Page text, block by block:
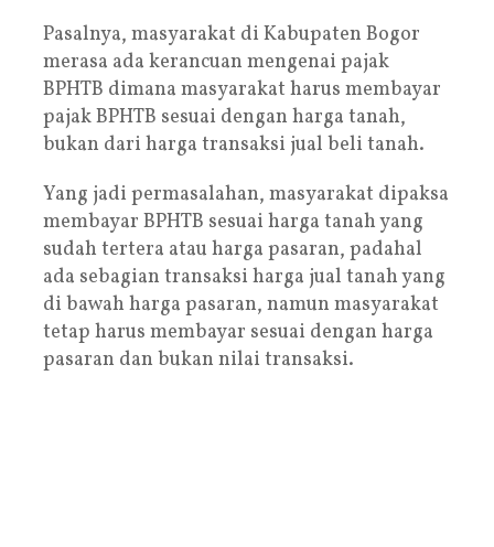
Pasalnya, masyarakat di Kabupaten Bogor
merasa ada kerancuan mengenai pajak
BPHTB dimana masyarakat harus membayar
pajak BPHTB sesuai dengan harga tanah,
bukan dari harga transaksi jual beli tanah.
Yang jadi permasalahan, masyarakat dipaksa
membayar BPHTB sesuai harga tanah yang
sudah tertera atau harga pasaran, padahal
ada sebagian transaksi harga jual tanah yang
di bawah harga pasaran, namun masyarakat
tetap harus membayar sesuai dengan harga
pasaran dan bukan nilai transaksi.